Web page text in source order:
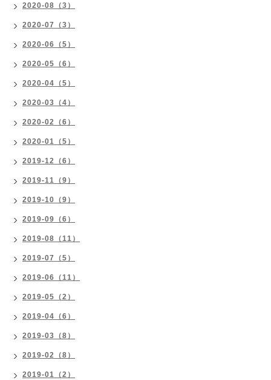
2020-08（3）
2020-07（3）
2020-06（5）
2020-05（6）
2020-04（5）
2020-03（4）
2020-02（6）
2020-01（5）
2019-12（6）
2019-11（9）
2019-10（9）
2019-09（6）
2019-08（11）
2019-07（5）
2019-06（11）
2019-05（2）
2019-04（6）
2019-03（8）
2019-02（8）
2019-01（2）